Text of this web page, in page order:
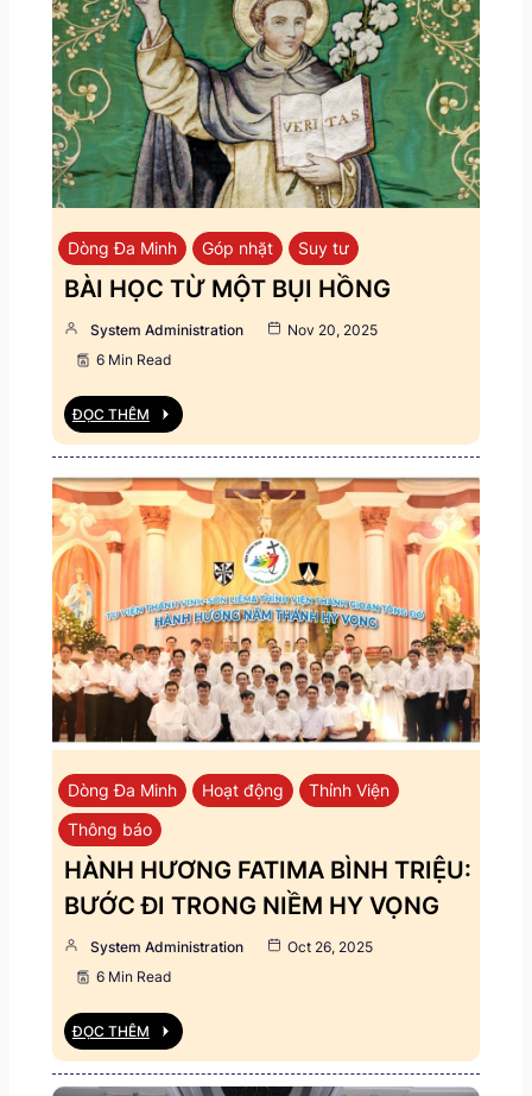
Dòng Đa Minh Góp nhặt Suy tư
BÀI HỌC TỪ MỘT BỤI HỒNG
System Administration
Nov 20, 2025
6 Min Read
ĐỌC THÊM
Dòng Đa Minh Hoạt động
Thỉnh Viện
Thông báo
HÀNH HƯƠNG FATIMA BÌNH TRIỆU:
BƯỚC ĐI TRONG NIỀM HY VỌNG
System Administration
Oct 26, 2025
6 Min Read
ĐỌC THÊM